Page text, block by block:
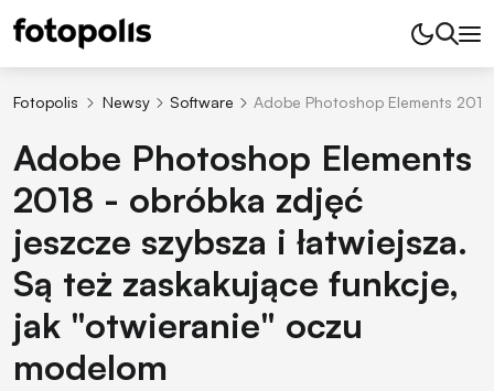
Fotopolis Newsy Software Adobe Photoshop Elements
Adobe Photoshop Elements
2018 - obróbka zdjęć
jeszcze szybsza i łatwiejsza.
Są też zaskakujące funkcje,
jak "otwieranie" oczu
modelom